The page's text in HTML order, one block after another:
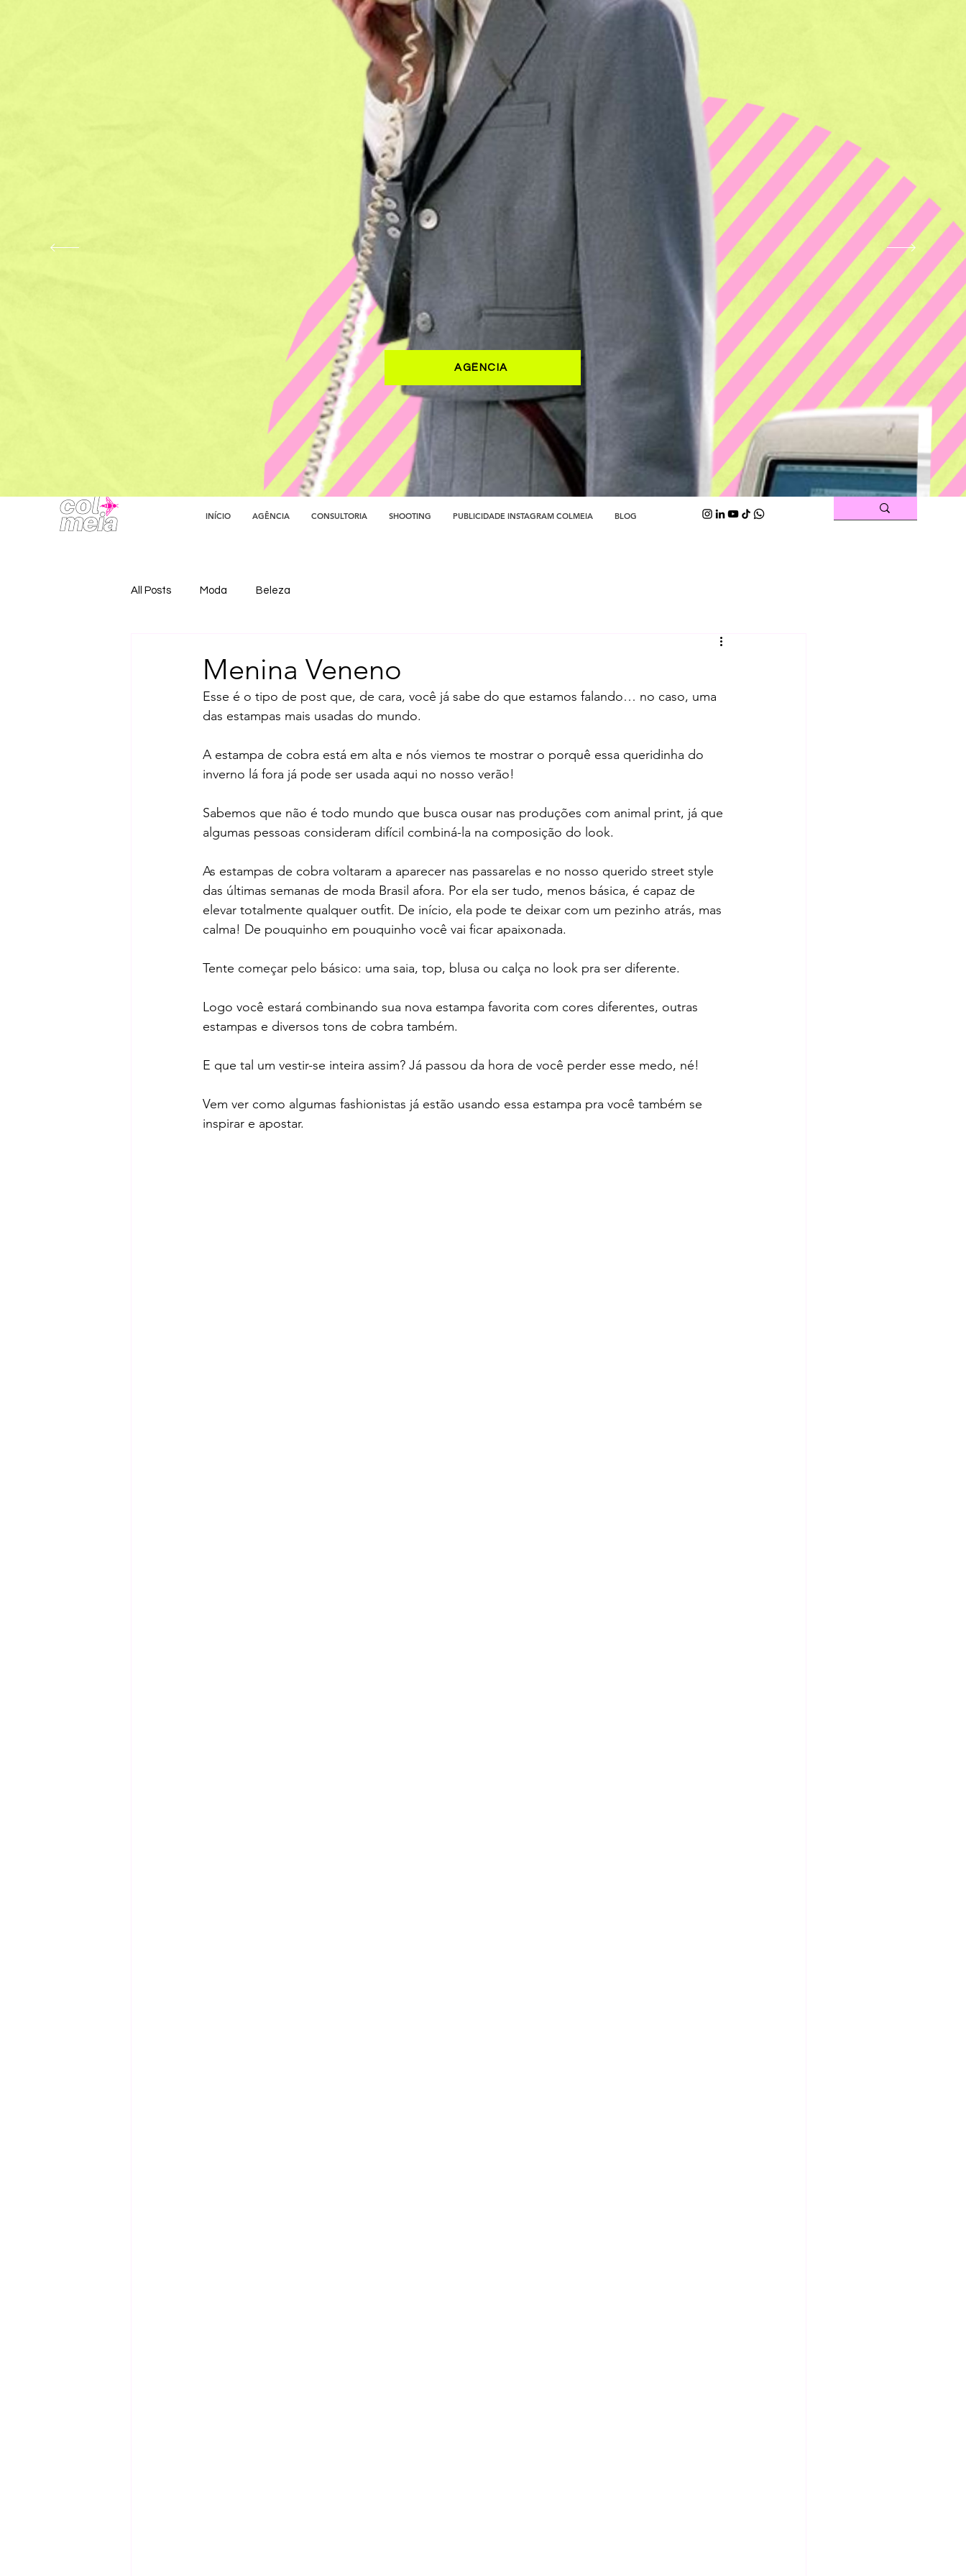
AGÊNCIA
INÍCIO AGÊNCIA CONSULTORIA SHOOTING PUBLICIDADE INSTAGRAM COLMEIA BLOG
All Posts Moda Beleza
Menina Veneno
Esse é o tipo de post que, de cara, você já sabe do que estamos falando… no caso, uma
das estampas mais usadas do mundo.
A estampa de cobra está em alta e nós viemos te mostrar o porquê essa queridinha do
inverno lá fora já pode ser usada aqui no nosso verão!
Sabemos que não é todo mundo que busca ousar nas produções com animal print, já que
algumas pessoas consideram difícil combiná-la na composição do look.
As estampas de cobra voltaram a aparecer nas passarelas e no nosso querido street style
das últimas semanas de moda Brasil afora. Por ela ser tudo, menos básica, é capaz de
elevar totalmente qualquer outfit. De início, ela pode te deixar com um pezinho atrás, mas
calma! De pouquinho em pouquinho você vai ficar apaixonada.
Tente começar pelo básico: uma saia, top, blusa ou calça no look pra ser diferente.
Logo você estará combinando sua nova estampa favorita com cores diferentes, outras
estampas e diversos tons de cobra também.
E que tal um vestir-se inteira assim? Já passou da hora de você perder esse medo, né!
Vem ver como algumas fashionistas já estão usando essa estampa pra você também se
inspirar e apostar.